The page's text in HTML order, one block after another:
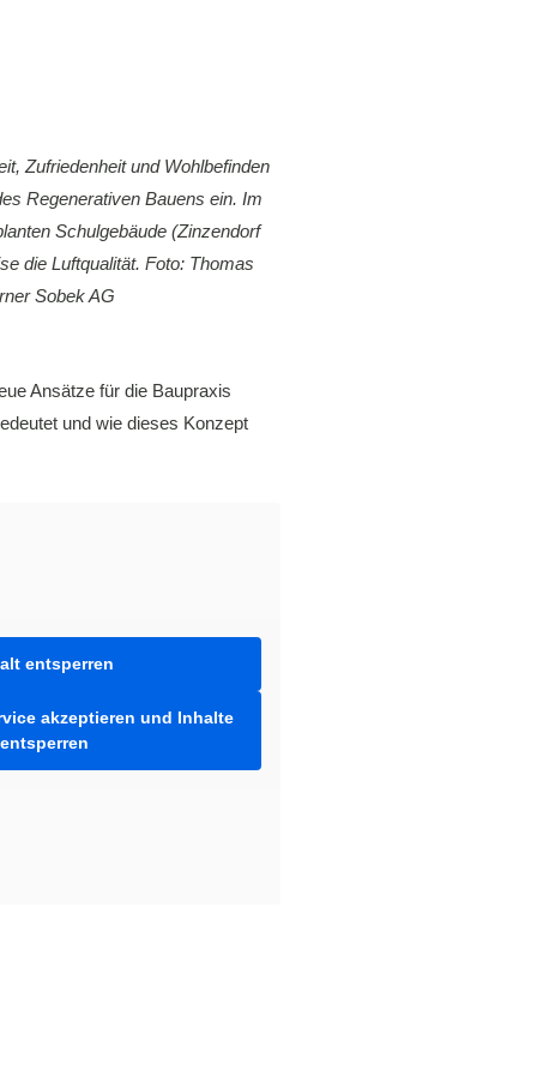
Zufriedenheit und Wohlbefinden
Regenerativen Bauens ein. Im
Schulgebäude (Zinzendorf
die Luftqualität. Foto: Thomas
Sobek AG
Ansätze für die Baupraxis
und wie dieses Konzept
entsperren
akzeptieren und Inhalte
entsperren